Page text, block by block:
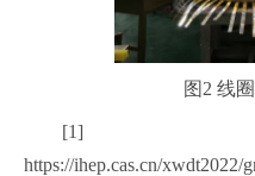
图2 线
[1]
https://ihep.cas.cn/xwdt2022/